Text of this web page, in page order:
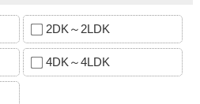
2DK～2LDK
4DK～4LDK